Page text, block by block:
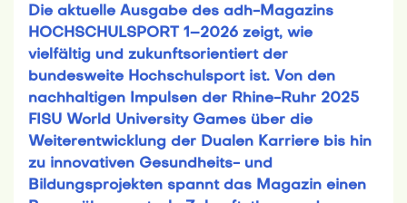
Die aktuelle Ausgabe des adh-Magazins
HOCHSCHULSPORT 1–2026 zeigt, wie
vielfältig und zukunftsorientiert der
bundesweite Hochschulsport ist. Von den
nachhaltigen Impulsen der Rhine-Ruhr 2025
FISU World University Games über die
Weiterentwicklung der Dualen Karriere bis hin
zu innovativen Gesundheits- und
Bildungsprojekten spannt das Magazin einen